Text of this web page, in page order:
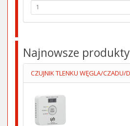
Najnowsze produkty